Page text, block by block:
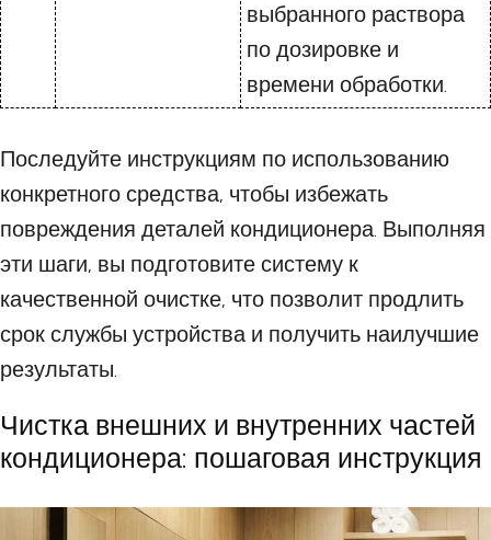
выбранного раствора
по дозировке и
времени обработки.
Последуйте инструкциям по использованию
конкретного средства, чтобы избежать
повреждения деталей кондиционера. Выполняя
эти шаги, вы подготовите систему к
качественной очистке, что позволит продлить
срок службы устройства и получить наилучшие
результаты.
Чистка внешних и внутренних частей
кондиционера: пошаговая инструкция